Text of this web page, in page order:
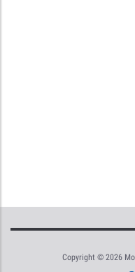
Copyright © 2026